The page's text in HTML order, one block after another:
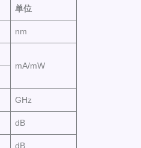
单位
nm
mA/mW
GHz
dB
dB